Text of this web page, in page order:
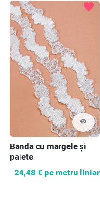
visibility
favorite
Bandă cu margele și
paiete
24,48 € pe metru liniar